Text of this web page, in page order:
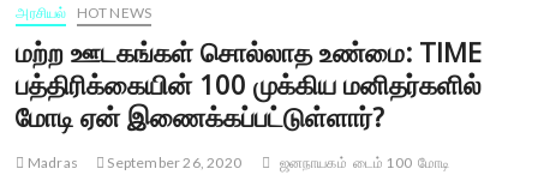
அரசியல் HOT NEWS
மற்ற ஊடகங்கள் சொல்லாத உண்மை: TIME
பத்திரிக்கையின் 100 முக்கிய மனிதர்களில்
மோடி ஏன் இணைக்கப்பட்டுள்ளார்?
Madras September 26, 2020 ஜனநாயகம் டைம் 100 மோடி